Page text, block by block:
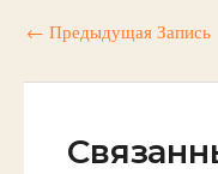
← Предыдущая Запись